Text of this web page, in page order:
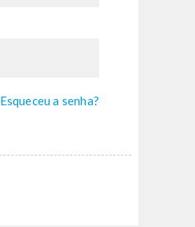
Esqueceu a senha?